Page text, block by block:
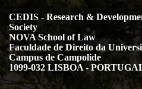
CEDIS - Research &
Society
NOVA School of Law
Faculdade de Direito da
Campus de Campolide
1099-032 LISBOA -